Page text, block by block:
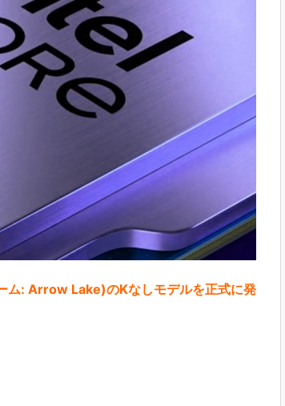
ム: Arrow Lake)のKなしモデルを正式に発